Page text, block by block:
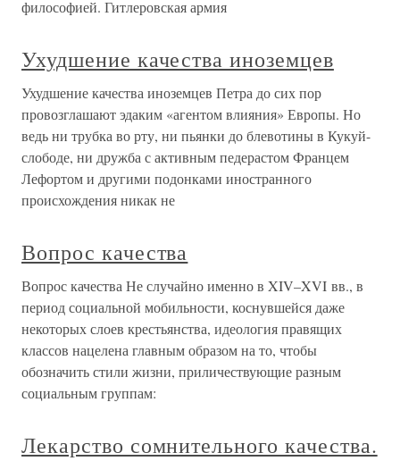
философией. Гитлеровская армия
Ухудшение качества иноземцев
Ухудшение качества иноземцев Петра до сих пор
провозглашают эдаким «агентом влияния» Европы. Но
ведь ни трубка во рту, ни пьянки до блевотины в Кукуй-
слободе, ни дружба с активным педерастом Францем
Лефортом и другими подонками иностранного
происхождения никак не
Вопрос качества
Вопрос качества Не случайно именно в XIV–XVI вв., в
период социальной мобильности, коснувшейся даже
некоторых слоев крестьянства, идеология правящих
классов нацелена главным образом на то, чтобы
обозначить стили жизни, приличествующие разным
социальным группам:
Лекарство сомнительного качества.